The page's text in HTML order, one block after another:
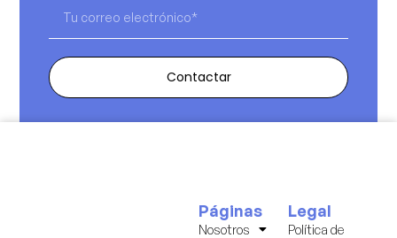
Contactar
Legal
Política de
Páginas
Nosotros